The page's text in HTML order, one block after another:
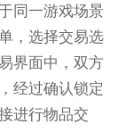
同一游戏场景
，选择交易选
界面中，双方
经过确认锁定
进行物品交